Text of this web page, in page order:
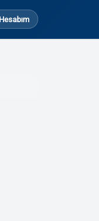
Hesabım